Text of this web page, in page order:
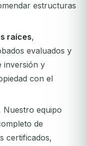
estructuras
raíces,
evaluados y
inversión y
con el
Nuestro equipo
de
certificados,